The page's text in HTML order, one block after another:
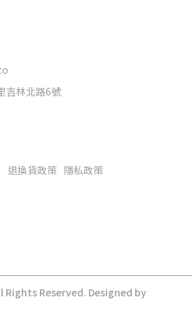
吉林北路6號
退換貨政策 隱私政策
Rights Reserved. Designed by